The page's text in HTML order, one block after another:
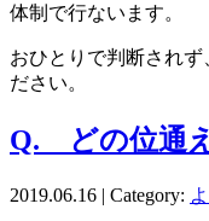
体制で行ないます。
おひとりで判断されず
ださい。
Q. どの位通
2019.06.16 | Category: